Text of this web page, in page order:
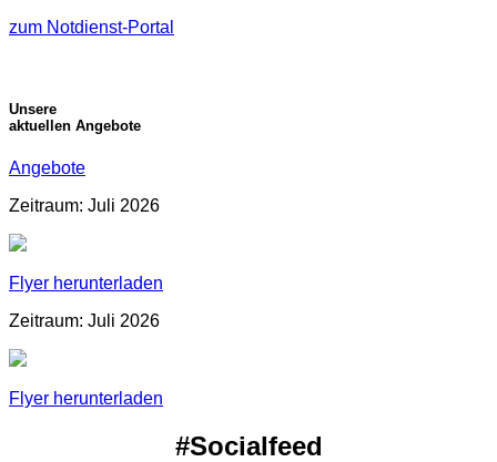
zum Notdienst-Portal
Unsere
aktuellen Angebote
Angebote
Zeitraum: Juli 2026
Flyer herunterladen
Zeitraum: Juli 2026
Flyer herunterladen
#Socialfeed